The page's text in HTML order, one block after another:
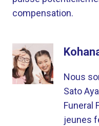
compensation.
Nous
Sato
Funeral
jeunes